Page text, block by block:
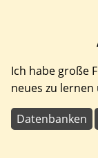
Ich habe große
neues zu
Datenbanken